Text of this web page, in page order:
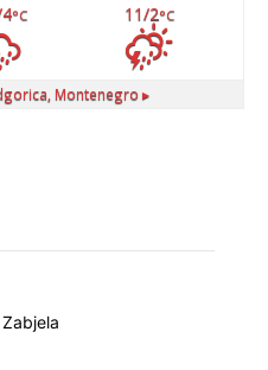
°C 11/2°C
Montenegro ▸